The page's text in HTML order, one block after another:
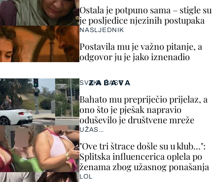
ZABAVA
SVAKA ČAST
Bahato mu prepriječio prijelaz, a
ono što je pješak napravio
oduševilo je društvene mreže
UŽAS…
"Ove tri štrace došle su u klub…":
Splitska influencerica oplela po
ženama zbog užasnog ponašanja
LOL
Ostala je potpuno sama – stigle su
je posljedice njezinih postupaka
NASLJEDNIK
Postavila mu je važno pitanje, a
odgovor ju je jako iznenadio